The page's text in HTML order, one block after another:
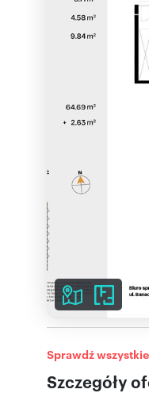
Szczegóły
Sprawdź